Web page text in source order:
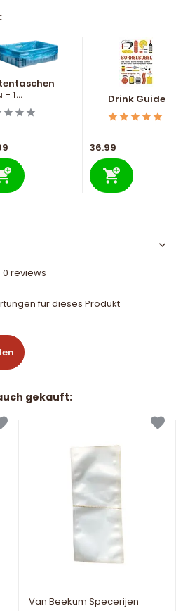
- 1...
Drink Guide
36.99
reviews
für dieses Produkt
gekauft:
Van Beekum Specerijen